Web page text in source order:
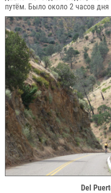
путём. Было около 2 часов дня
Del